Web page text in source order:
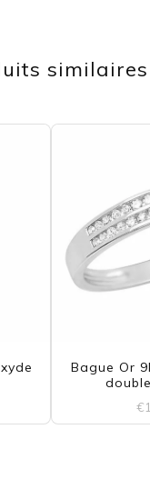
similaires
Bague Or
€